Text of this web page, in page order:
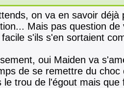
on va en savoir
Mais pas question
s'ils s'en sortaient
oui Maiden va
de se remettre du
le trou de l'égout mais